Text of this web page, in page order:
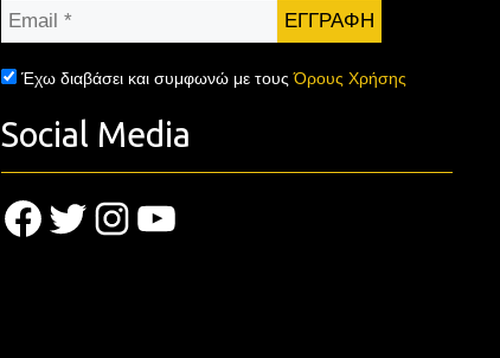
Email
Έχω διαβάσει και συμφωνώ με τουςΌρους Χρήσης
Social Media
Facebook
TwitterInstagram
YouTube